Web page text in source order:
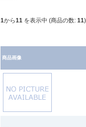
1から11 を表示中 (商品の数: 11)
商品画像